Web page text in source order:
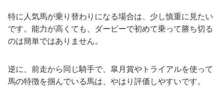
特に人気馬が乗り替わりになる場合は、少し慎重に見たい
です。能力が高くても、ダービーで初めて乗って勝ち切る
のは簡単ではありません。
逆に、前走から同じ騎手で、皐月賞やトライアルを使って
馬の特徴を掴んでいる馬は、やはり評価しやすいです。